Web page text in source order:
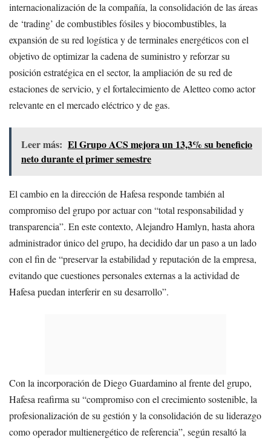
internacionalización de la compañía, la consolidación de las áreas
de ‘trading’ de combustibles fósiles y biocombustibles, la
expansión de su red logística y de terminales energéticos con el
objetivo de optimizar la cadena de suministro y reforzar su
posición estratégica en el sector, la ampliación de su red de
estaciones de servicio, y el fortalecimiento de Aletteo como actor
relevante en el mercado eléctrico y de gas.
Leer más: El Grupo ACS mejora un 13,3% su beneficio
neto durante el primer semestre
El cambio en la dirección de Hafesa responde también al
compromiso del grupo por actuar con “total responsabilidad y
transparencia”. En este contexto, Alejandro Hamlyn, hasta ahora
administrador único del grupo, ha decidido dar un paso a un lado
con el fin de “preservar la estabilidad y reputación de la empresa,
evitando que cuestiones personales externas a la actividad de
Hafesa puedan interferir en su desarrollo”.
Con la incorporación de Diego Guardamino al frente del grupo,
Hafesa reafirma su “compromiso con el crecimiento sostenible, la
profesionalización de su gestión y la consolidación de su liderazgo
como operador multienergético de referencia”, según resaltó la